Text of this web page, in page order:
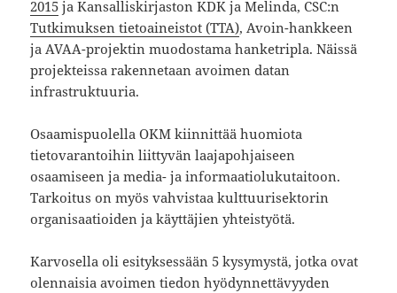
2015 ja Kansalliskirjaston KDK ja Melinda, CSC:n
Tutkimuksen tietoaineistot (TTA), Avoin-hankkeen
ja AVAA-projektin muodostama hanketripla. Näissä
projekteissa rakennetaan avoimen datan
infrastruktuuria.
Osaamispuolella OKM kiinnittää huomiota
tietovarantoihin liittyvän laajapohjaiseen
osaamiseen ja media- ja informaatiolukutaitoon.
Tarkoitus on myös vahvistaa kulttuurisektorin
organisaatioiden ja käyttäjien yhteistyötä.
Karvosella oli esityksessään 5 kysymystä, jotka ovat
olennaisia avoimen tiedon hyödynnettävyyden